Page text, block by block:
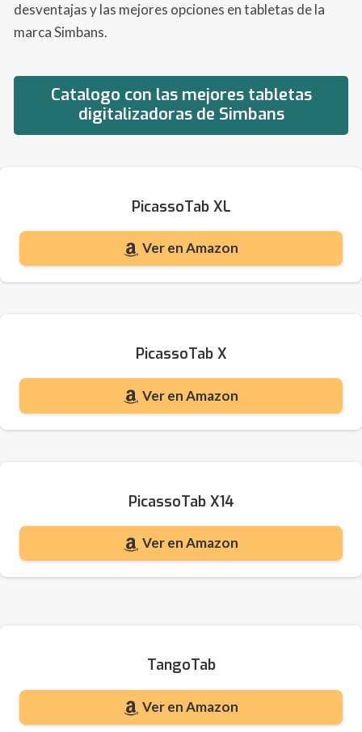
desventajas y las mejores opciones en tabletas de la
marca Simbans.
Catalogo con las mejores tabletas
digitalizadoras de Simbans
PicassoTab XL
Ver en Amazon
PicassoTab X
Ver en Amazon
PicassoTab X14
Ver en Amazon
TangoTab
Ver en Amazon